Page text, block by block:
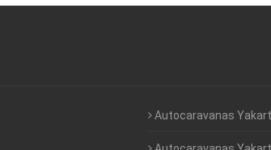
Autocaravanas Yakart